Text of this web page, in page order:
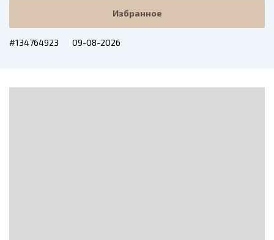
Избранное
#134764923 09-08-2026